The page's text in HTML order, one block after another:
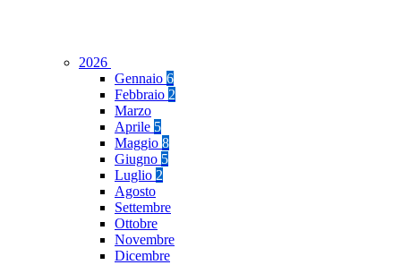
2026
Gennaio 6
Febbraio 2
Marzo
Aprile 5
Maggio 8
Giugno 5
Luglio 2
Agosto
Settembre
Ottobre
Novembre
Dicembre